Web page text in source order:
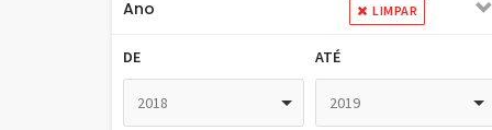
Ano LIMPAR
DE
2018
ATÉ
2019